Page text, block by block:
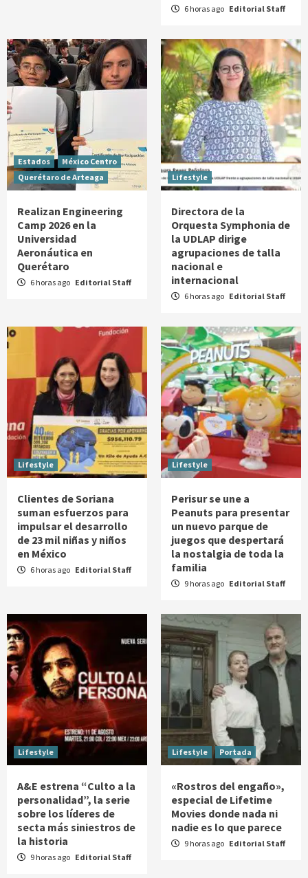
6 horas ago Editorial Staff
Estados
México Centro
Querétaro de Arteaga
Realizan Engineering
Camp 2026 en la
Universidad
Aeronáutica en
Querétaro
6 horas ago Editorial Staff
Lifestyle
Directora de la
Orquesta Symphonia de
la UDLAP dirige
agrupaciones de talla
nacional e
internacional
6 horas ago Editorial Staff
Lifestyle
Clientes de Soriana
suman esfuerzos para
impulsar el desarrollo
de 23 mil niñas y niños
en México
6 horas ago Editorial Staff
Lifestyle
Perisur se une a
Peanuts para presentar
un nuevo parque de
juegos que despertará
la nostalgia de toda la
familia
9 horas ago Editorial Staff
Lifestyle
A&E estrena “Culto a la
personalidad”, la serie
sobre los líderes de
secta más siniestros de
la historia
9 horas ago Editorial Staff
Lifestyle Portada
«Rostros del engaño»,
especial de Lifetime
Movies donde nada ni
nadie es lo que parece
9 horas ago Editorial Staff